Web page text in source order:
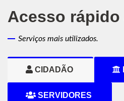
Acesso
Serviços mais utilizados.
CIDADÃO
SERVIDORES